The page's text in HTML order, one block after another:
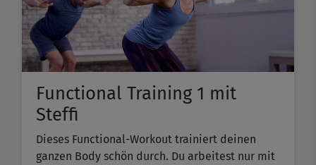
Functional Training 1 mit
Steffi
Dieses Functional-Workout trainiert deinen
ganzen Body schön durch. Du arbeitest nur mit